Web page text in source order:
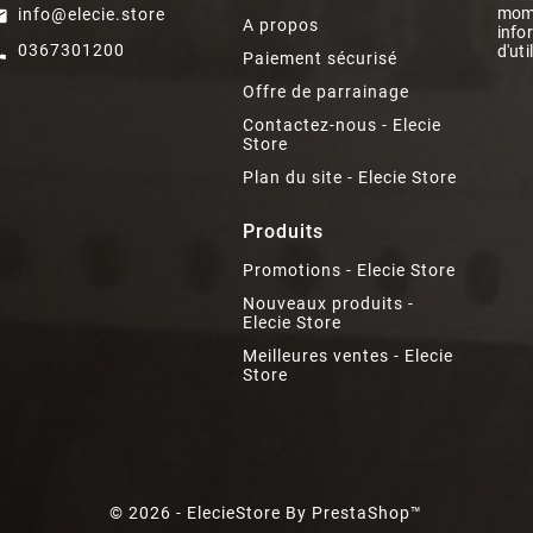
info@elecie.store
0367301200
A propos
Paiement sécurisé
Offre de parrainage
Contactez-nous - Elecie
Store
Plan du site - Elecie Store
Produits
Promotions - Elecie Store
Nouveaux produits -
Elecie Store
Meilleures ventes - Elecie
Store
© 2026 - ElecieStore By PrestaShop™